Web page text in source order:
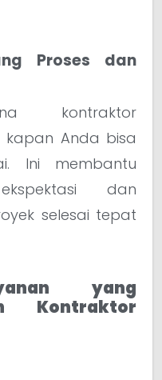
Proses dan
kontraktor
Anda bisa
Ini membantu
dan
selesai tepat
yang
Kontraktor